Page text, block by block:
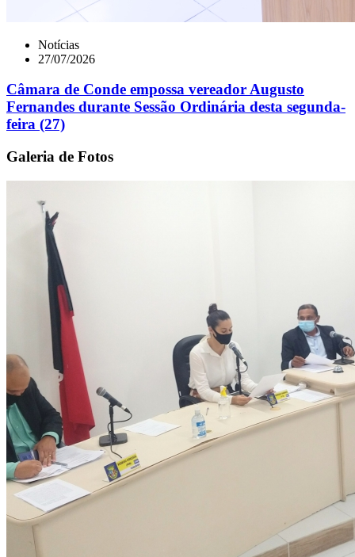
Notícias
27/07/2026
Câmara de Conde empossa vereador Augusto
Fernandes durante Sessão Ordinária desta segunda-
feira (27)
Galeria de Fotos